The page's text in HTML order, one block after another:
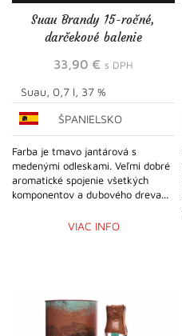
Suau Brandy 15-ročné,
darčekové balenie
33,90 € s DPH
Suau, 0,7 l, 37 %
ŠPANIELSKO
Farba je tmavo jantárová s
medenými odleskami. Veľmi dobré
aromatické spojenie všetkých
komponentov a dubového dreva...
VIAC INFO